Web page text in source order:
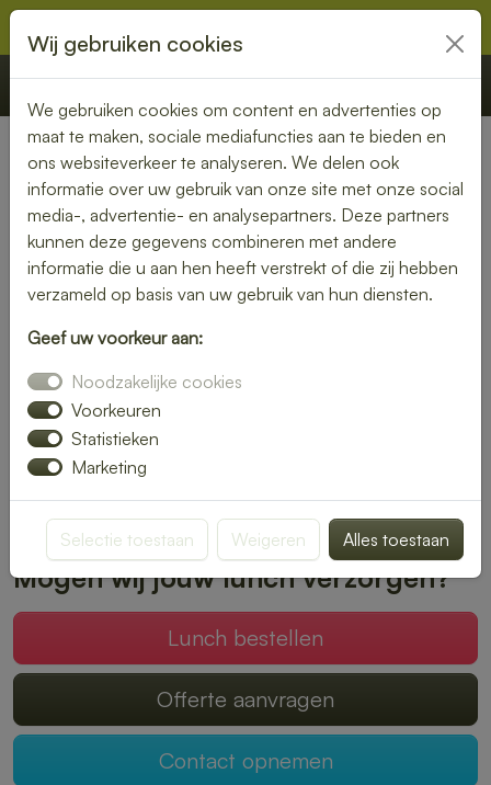
€ 0,00 Offerte Bestellen
Nederland» Grootebroek
Lunch bezorgen in
Grootebroek – vers en snel
bij jou thuis of op kantoor
bezorgen in Grootebroek en geniet van verse, smaakvolle
gerechten. Of je nu kiest voor een rijk belegd broodje, een
frisse salade of een warme maaltijd – wij bezorgen het bij
jou op locatie.
Plaats je bestelling online en geniet zonder zorgen van een
heerlijke lunch.
Mogen wij jouw lunch verzorgen?
Lunch bestellen
Offerte aanvragen
Contact opnemen
Wij gebruiken cookies
We gebruiken cookies om content en advertenties op
maat te maken, sociale mediafuncties aan te bieden en
ons websiteverkeer te analyseren. We delen ook
informatie over uw gebruik van onze site met onze social
media-, advertentie- en analysepartners. Deze partners
kunnen deze gegevens combineren met andere
informatie die u aan hen heeft verstrekt of die zij hebben
verzameld op basis van uw gebruik van hun diensten.
Geef uw voorkeur aan:
Noodzakelijke cookies
Voorkeuren
Statistieken
Marketing
Selectie toestaan Weigeren Alles toestaan